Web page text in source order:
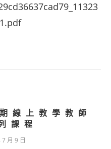
線上教學教師
課程
月 9 日